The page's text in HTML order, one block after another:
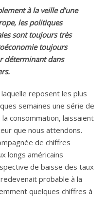
à la veille d’une
les politiques
sont toujours très
toujours
déterminant dans
laquelle reposent les plus
semaines une série de
consommation, laissaient
que nous attendons.
de chiffres
longs américains
de baisse des taux
probable à la
quelques chiffres à